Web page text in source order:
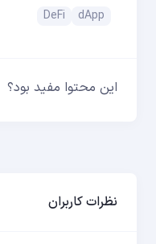
dApp
DeFi
این محتوا مفید بود؟
نظرات کاربران